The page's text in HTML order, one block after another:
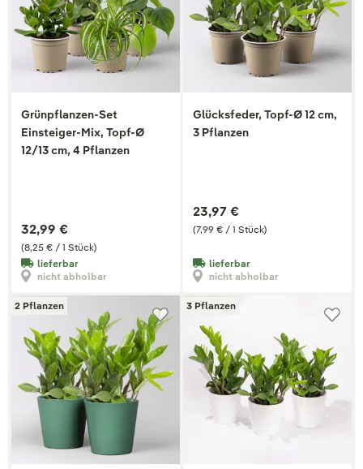
Grünpflanzen-Set
Einsteiger-Mix, Topf-Ø
12/13 cm, 4 Pflanzen
(8,25 € / 1 Stück)
32,99 €
lieferbar
nicht abholbar
Glücksfeder, Topf-Ø 12 cm,
3 Pflanzen
(7,99 € / 1 Stück)
23,97 €
lieferbar
nicht abholbar
2 Pflanzen 3 Pflanzen